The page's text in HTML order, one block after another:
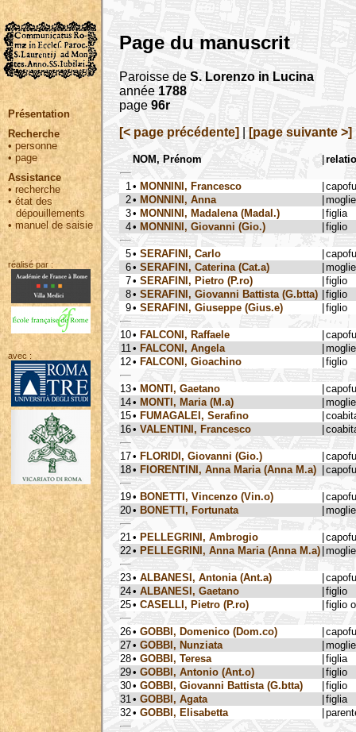
Présentation
Recherche
• personne
•page
Assistance
• recherche
•état des
dépouillements
•manuel de saisie
réalisé par :
avec :
Page du manuscrit
Paroisse de S. Lorenzo in Lucina
année 1788
page 96r
[< page précédente]
[page suivante >]
NOM, Prénom
1 • MONNINI, Francesco
2• MONNINI, Anna
moglie
3• MONNINI, Madalena (Madal.)
figlia
4• MONNINI, Giovanni (Gio.) figlio
5• SERAFINI, Carlo
6• SERAFINI, Caterina (Cat.a)
moglie
7• SERAFINI, Pietro (P.ro)
figlio
8• SERAFINI, Giovanni Battista (G.btta)
figlio
9• SERAFINI, Giuseppe (Gius.e) figlio
10• FALCONI, Raffaele
11 • FALCONI, Angela
moglie
12• FALCONI, Gioachino figlio
13• MONTI, Gaetano
14• MONTI, Maria (M.a)
moglie
15• FUMAGALEI, Serafino
16• VALENTINI, Francesco
17• FLORIDI, Giovanni (Gio.)
18• FIORENTINI, Anna Maria (Anna M.a)
19• BONETTI, Vincenzo (Vin.o)
20• BONETTI, Fortunata moglie
21 • PELLEGRINI, Ambrogio
22• PELLEGRINI, Anna Maria (Anna M.a) moglie
23• ALBANESI, Antonia (Ant.a)
24• ALBANESI, Gaetano
figlio
25• CASELLI, Pietro (P.ro) figlio
26• GOBBI, Domenico (Dom.co)
27• GOBBI, Nunziata
moglie
28• GOBBI, Teresa
figlia
29• GOBBI, Antonio (Ant.o)
figlio
30• GOBBI, Giovanni Battista (G.btta)
figlio
31 • GOBBI, Agata
figlia
32• GOBBI, Elisabetta